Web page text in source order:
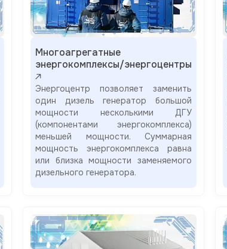
Многоагрегатные
энергокомплексы/энергоцентры
Энергоцентр позволяет заменить
один дизель генератор большой
мощности несколькими ДГУ
(компонентами энергокомплекса)
меньшей мощности. Суммарная
мощность энергокомплекса равна
или близка мощности заменяемого
дизельного генератора.